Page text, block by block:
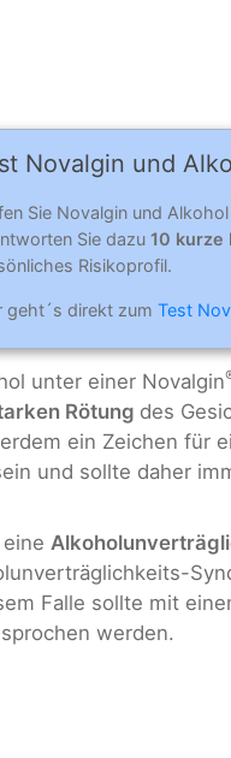
Novalgin und
Sie Novalgin und
Sie dazu 10 kurze
Risikoprofil.
geht´s direkt zum Test
unter einer Novalgin
Rötung des
ein Zeichen für
und sollte daher
Falle sollte mit
werden.